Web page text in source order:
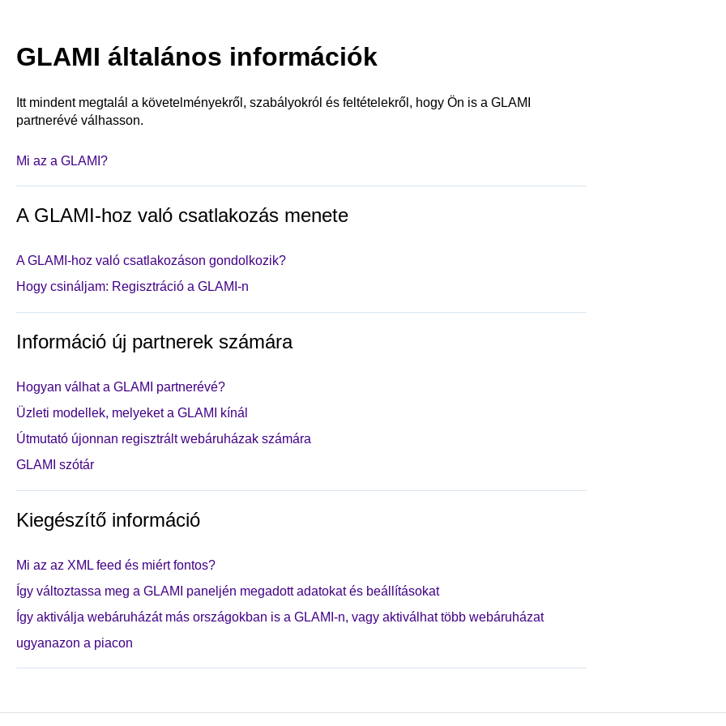
GLAMI általános információk
Itt mindent megtalál a követelményekről, szabályokról és feltételekről, hogy Ön is a GLAMI
partnerévé válhasson.
Mi az a GLAMI?
A GLAMI-hoz való csatlakozás menete
A GLAMI-hoz való csatlakozáson gondolkozik?
Hogy csináljam: Regisztráció a GLAMI-n
Információ új partnerek számára
Hogyan válhat a GLAMI partnerévé?
Üzleti modellek, melyeket a GLAMI kínál
Útmutató újonnan regisztrált webáruházak számára
GLAMI szótár
Kiegészítő információ
Mi az az XML feed és miért fontos?
Így változtassa meg a GLAMI paneljén megadott adatokat és beállításokat
Így aktiválja webáruházát más országokban is a GLAMI-n, vagy aktiválhat több webáruházat
ugyanazon a piacon